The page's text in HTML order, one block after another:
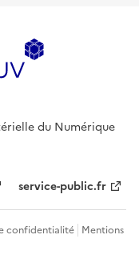
du Numérique
service-public.fr
confidentialité Mentions